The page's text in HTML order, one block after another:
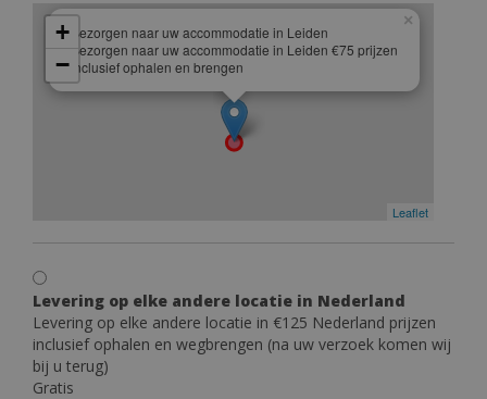
Bezorgen naar uw accommodatie in Leiden
Bezorgen naar uw accommodatie in Leiden €75 prijzen
inclusief ophalen en brengen
×
+
−
Leaflet
Levering op elke andere locatie in Nederland
Levering op elke andere locatie in €125 Nederland prijzen
inclusief ophalen en wegbrengen (na uw verzoek komen wij
bij u terug)
Gratis